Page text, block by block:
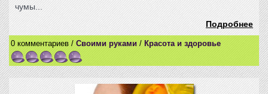
чумы...
Подробнее
0 комментариев / Своими руками / Красота и здоровье